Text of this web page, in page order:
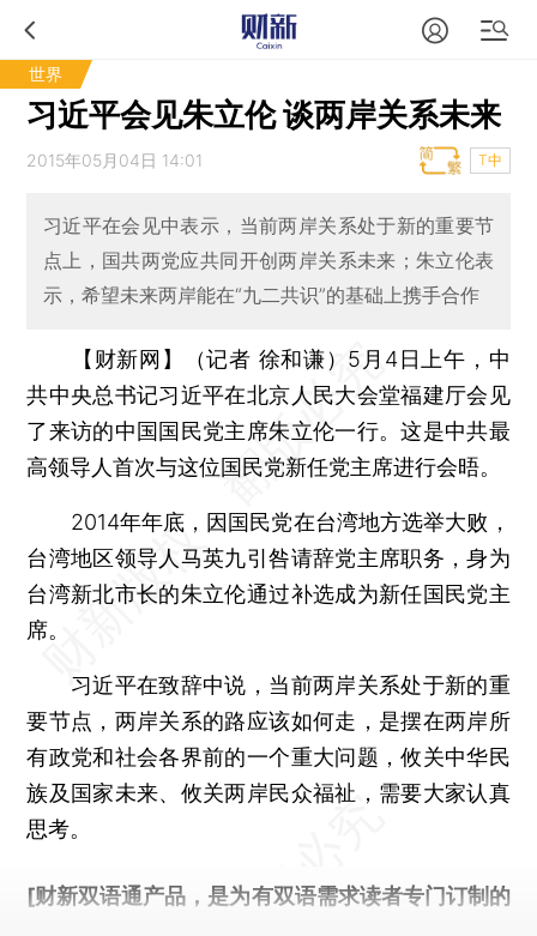
世界
习近平会见朱立伦 谈两岸关系未来
2015年05月04日 14:01 T中
习近平在会见中表示，当前两岸关系处于新的重要节
点上，国共两党应共同开创两岸关系未来；朱立伦表
示，希望未来两岸能在“九二共识”的基础上携手合作
【财新网】（记者 徐和谦） 5月4日上午，中
共中央总书记习近平在北京人民大会堂福建厅会见
了来访的中国国民党主席朱立伦一行。这是中共最
高领导人首次与这位国民党新任党主席进行会晤。
2014年年底，因国民党在台湾地方选举大败，
台湾地区领导人马英九引咎请辞党主席职务，身为
台湾新北市长的朱立伦通过补选成为新任国民党主
席。
习近平在致辞中说，当前两岸关系处于新的重
要节点，两岸关系的路应该如何走，是摆在两岸所
有政党和社会各界前的一个重大问题，攸关中华民
族及国家未来、攸关两岸民众福祉，需要大家认真
思考。
[财新双语通产品，是为有双语需求读者专门订制的